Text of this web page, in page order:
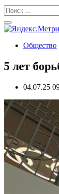
Общество
5 лет
04.07.25